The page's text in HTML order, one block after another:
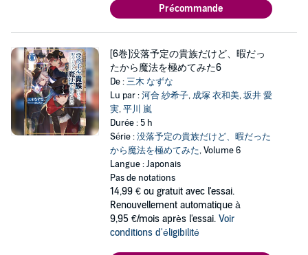
Précommande
[6巻]没落予定の貴族だけど、暇だっ
たから魔法を極めてみた6
De :三木 なずな
Lu par :河合 紗希子, 成塚 衣和美,坂井 愛
実,平川 嵐
Durée : 5 h
Série :没落予定の貴族だけど、暇だった
から魔法を極めてみた, Volume 6
Langue : Japonais
Pas de notations
14,99 € ou gratuit avec l'essai.
Renouvellement automatique à
9,95 €/mois après l'essai. Voir
conditions d'éligibilité